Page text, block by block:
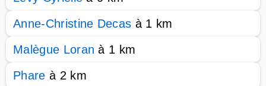
Anne-Christine Decas à 1 km
Malègue Loran à 1 km
Phare à 2 km